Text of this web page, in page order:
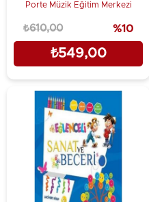
Porte Müzik Eğitim Merkezi
₺549,00
₺610,00 %10